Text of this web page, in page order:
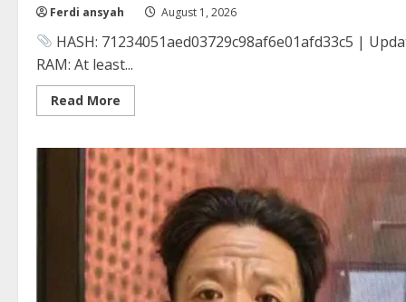
Ferdi ansyah August 1, 2026
HASH: 71234051aed03729c98af6e01afd33c5 |
RAM: At least...
Read More
more
Factory
Pre-
Activated
Windows
11
Windows
11
GitHub